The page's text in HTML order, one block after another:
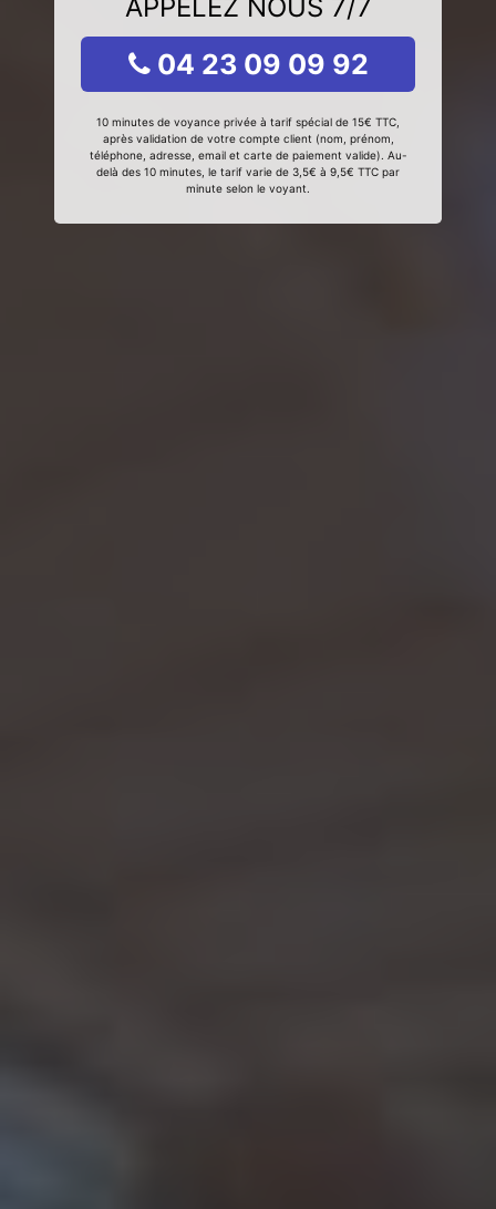
APPELEZ NOUS 7/7
04 23 09 09 92
10 minutes de voyance privée à tarif spécial de 15€ TTC,
après validation de votre compte client (nom, prénom,
téléphone, adresse, email et carte de paiement valide). Au-
delà des 10 minutes, le tarif varie de 3,5€ à 9,5€ TTC par
minute selon le voyant.